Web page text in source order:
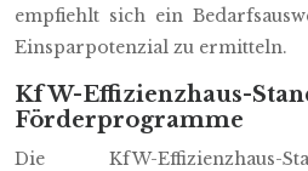
empfiehlt sich ein
Einsparpotenzial zu ermitteln.
KfW-Effizienzhaus-
Förderprogramme
Die KfW-Effizienzhaus-